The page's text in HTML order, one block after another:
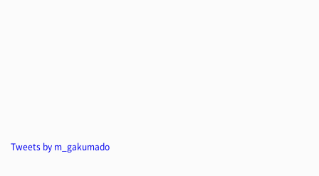
Tweets by m_gakumado